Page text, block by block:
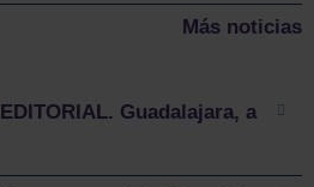
Más noticias
EDITORIAL. Guadalajara, a